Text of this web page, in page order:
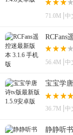
71.0M 中
RCFans
56.4M 中
宝宝学
36.7M 中
静静听